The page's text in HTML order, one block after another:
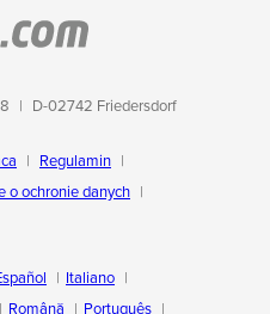
D-02742 Friedersdorf
Regulamin
o ochronie danych
Italiano
Română Português